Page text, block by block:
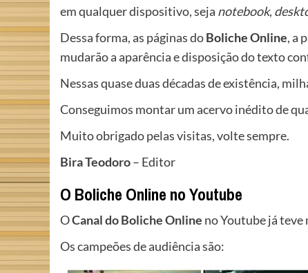
emqualquer dispositivo, seja notebook,
Dessa forma, as páginas doBoliche Online, a
mudarão aaparência e disposição do texto
Nessas quase duas décadas de existência,
Conseguimos montar um acervo inédito de
Muito obrigado pelas visitas, volte sempre.
Bira Teodoro– Editor
O Boliche Online no Youtube
OCanal do Boliche Online no Youtube já teve
Os campeões de audiência são: